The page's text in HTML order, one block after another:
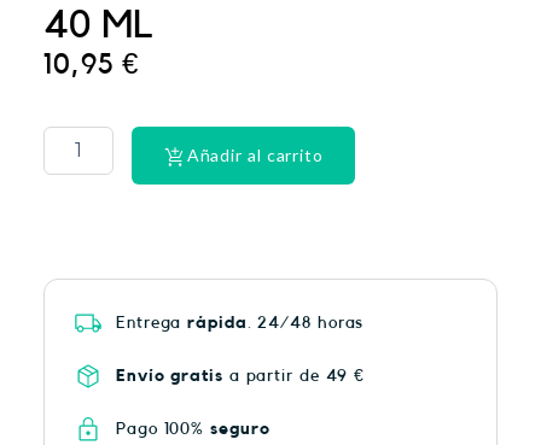
40 ML
10,95€
ULTRA
HEAT
PLUS
Añadir al carrito
Entregarápida . 24/48 horas
Envío gratis a partir de 49 €
Pago 100% seguro